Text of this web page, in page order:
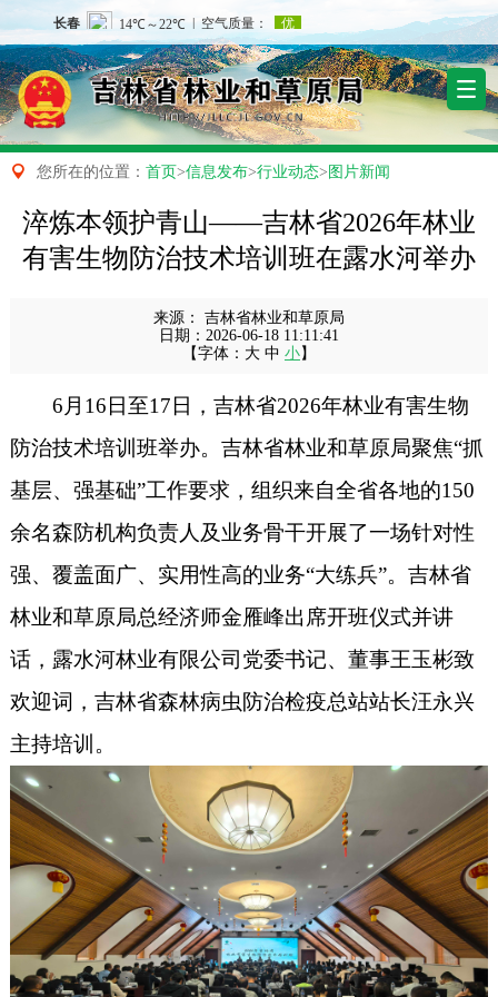
 您所在的位置： 首页>信息发布>行业动态> 图片新闻
淬炼本领护青山——吉林省2026年林业
有害生物防治技术培训班在露水河举办
来源：
吉林省林业和草原局
日期： 2026-06-18 11:11:41
【字体： 大 中 小】
6月16日至17日，吉林省2026年林业有害生物
防治技术培训班举办。 吉林省林业和草原局聚焦“抓
基层、强基础”工作要求，组织来自全省各地的1 50
余名森防机构负责人及业务骨干开展了一场针对性
强、覆盖面广、实用性高的业务“大练兵”。吉林省
林业和草原局总经济师金雁峰出席开班仪式并讲
话，露水河林业有限公司 党委书记、董事王玉彬致
欢迎词，吉林省森林病虫防治检疫总站站长汪永兴
主持培训。